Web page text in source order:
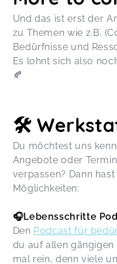
Und das ist erst der
zu Themen wie z.B.
Bedürfnisse und
Es lohnt sich also
🍂
🛠️
Du möchtest uns
Angebote oder
verpassen? Dann
Möglichkeiten:
🎧Lebensschritte
Den Podcast für
du auf allen
mal rein, denn viele